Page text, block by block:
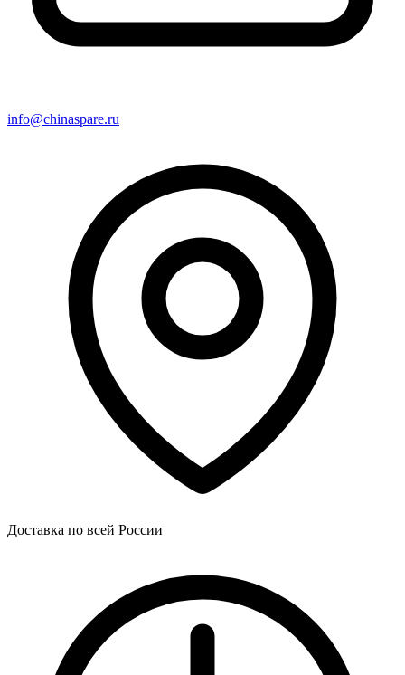
info@chinaspare.ru
Доставка по всей России